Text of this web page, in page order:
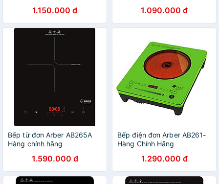
1.150.000 đ 1.090.000 đ
Bếp từ đơn Arber AB265A
Hàng chính hãng
1.590.000 đ
Bếp điện đơn Arber AB261-
Hàng Chính Hãng
1.290.000 đ